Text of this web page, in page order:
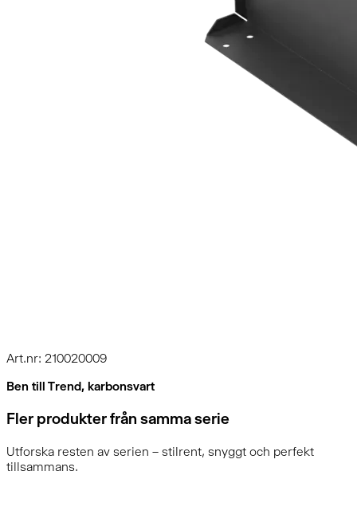
Art.nr: 210020009
Ben till Trend, karbonsvart
Fler produkter från samma serie
Utforska resten av serien – stilrent, snyggt och perfekt
tillsammans.